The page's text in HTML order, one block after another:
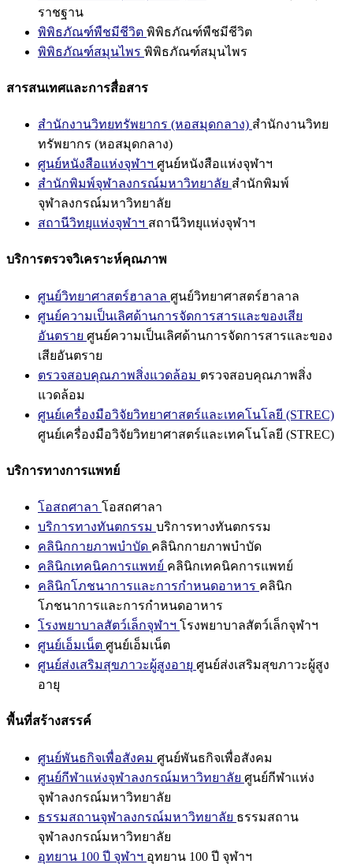
ราชฐาน
พิพิธภัณฑ์พืชมีชีวิต พิพิธภัณฑ์พืชมีชีวิต
พิพิธภัณฑ์สมุนไพร พิพิธภัณฑ์สมุนไพร
สารสนเทศและการสื่อสาร
สำนักงานวิทยทรัพยากร (หอสมุดกลาง) สำนักงานวิทย
ทรัพยากร (หอสมุดกลาง)
ศูนย์หนังสือแห่งจุฬาฯ ศูนย์หนังสือแห่งจุฬาฯ
สำนักพิมพ์จุฬาลงกรณ์มหาวิทยาลัย สำนักพิมพ์
จุฬาลงกรณ์มหาวิทยาลัย
สถานีวิทยุแห่งจุฬาฯ สถานีวิทยุแห่งจุฬาฯ
บริการตรวจวิเคราะห์คุณภาพ
ศูนย์วิทยาศาสตร์ฮาลาล ศูนย์วิทยาศาสตร์ฮาลาล
ศูนย์ความเป็นเลิศด้านการจัดการสารและของเสีย
อันตราย ศูนย์ความเป็นเลิศด้านการจัดการสารและของ
เสียอันตราย
ตรวจสอบคุณภาพสิ่งแวดล้อม ตรวจสอบคุณภาพสิ่ง
แวดล้อม
ศูนย์เครื่องมือวิจัยวิทยาศาสตร์และเทคโนโลยี (STREC)
ศูนย์เครื่องมือวิจัยวิทยาศาสตร์และเทคโนโลยี (STREC)
บริการทางการแพทย์
โอสถศาลา โอสถศาลา
บริการทางทันตกรรม บริการทางทันตกรรม
คลินิกกายภาพบำบัด คลินิกกายภาพบำบัด
คลินิกเทคนิคการแพทย์ คลินิกเทคนิคการแพทย์
คลินิกโภชนาการและการกำหนดอาหาร คลินิก
โภชนาการและการกำหนดอาหาร
โรงพยาบาลสัตว์เล็กจุฬาฯ โรงพยาบาลสัตว์เล็กจุฬาฯ
ศูนย์เอ็มเน็ต ศูนย์เอ็มเน็ต
ศูนย์ส่งเสริมสุขภาวะผู้สูงอายุ ศูนย์ส่งเสริมสุขภาวะผู้สูง
อายุ
พื้นที่สร้างสรรค์
ศูนย์พันธกิจเพื่อสังคม ศูนย์พันธกิจเพื่อสังคม
ศูนย์กีฬาแห่งจุฬาลงกรณ์มหาวิทยาลัย ศูนย์กีฬาแห่ง
จุฬาลงกรณ์มหาวิทยาลัย
ธรรมสถานจุฬาลงกรณ์มหาวิทยาลัย ธรรมสถาน
จุฬาลงกรณ์มหาวิทยาลัย
อุทยาน 100 ปี จุฬาฯ อุทยาน 100 ปี จุฬาฯ